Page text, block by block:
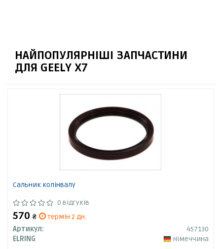
НАЙПОПУЛЯРНІШІ ЗАПЧАСТИНИ
ДЛЯ GEELY X7
Сальник колінвалу
0 відгуків
570 ₴
термін 2 дн.
Артикул:
457130
ELRING
Німеччина